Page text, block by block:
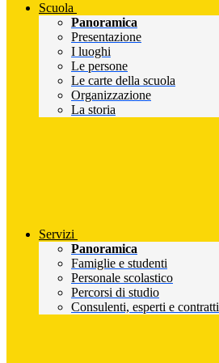
Scuola
Panoramica
Presentazione
I luoghi
Le persone
Le carte della scuola
Organizzazione
La storia
Servizi
Panoramica
Famiglie e studenti
Personale scolastico
Percorsi di studio
Consulenti, esperti e contratti